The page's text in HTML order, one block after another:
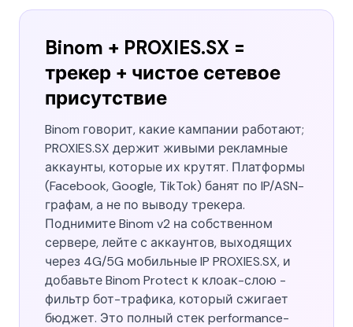
Binom + PROXIES.SX =
трекер + чистое сетевое
присутствие
Binom говорит, какие кампании работают;
PROXIES.SX держит живыми рекламные
аккаунты, которые их крутят. Платформы
(Facebook, Google, TikTok) банят по IP/ASN-
графам, а не по выводу трекера.
Поднимите Binom v2 на собственном
сервере, лейте с аккаунтов, выходящих
через 4G/5G мобильные IP PROXIES.SX, и
добавьте Binom Protect к клоак-слою -
фильтр бот-трафика, который сжигает
бюджет. Это полный стек performance-